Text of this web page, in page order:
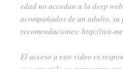
edad no accedan a la deep
acompañados de un adulto,
recomendaciones:http://asi-
El acceso a este video es